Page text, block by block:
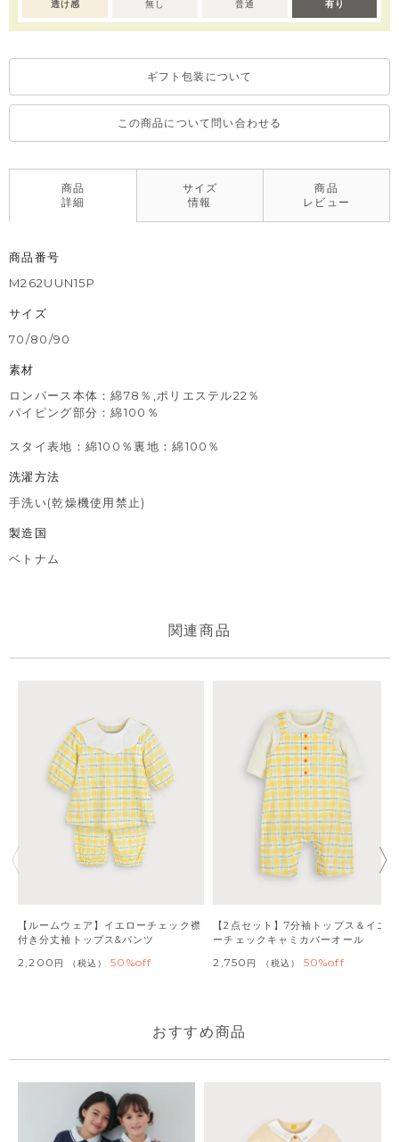
場合がございます。
※濃色部分は、摩擦や汗・雨などにより、他の衣類や下着、バッ
や着用の際は、十分ご注意ください。
※色移りを防ぐため、手洗い後はタオルで軽く水気を取り、形を
整えてください。
透け感 無し 普通 有り
ギフト包装について
この商品について問い合わせる
商品
詳細
サイズ
情報
商品
レビュー
商品番号
M262UUN15P
サイズ
70/80/90
素材
ロンパース本体：綿78％,ポリエステル22％
パイピング部分：綿100％
スタイ表地：綿100％裏地：綿100％
洗濯方法
手洗い(乾燥機使用禁止)
製造国
ベトナム
【ルームウェア】イエローチェック襟
付き分丈袖トップス&パンツ
2,200 税込 50%off
【2点セット】7分袖トップス＆イエロ
ーチェックキャミカバーオール
2,750 税込 50%off
おすすめ商品